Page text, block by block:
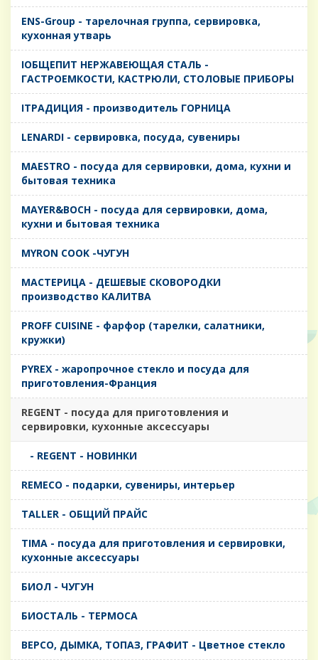
ENS-Group - тарелочная группа, сервировка,
кухонная утварь
IОБЩЕПИТ НЕРЖАВЕЮЩАЯ СТАЛЬ -
ГАСТРОЕМКОСТИ, КАСТРЮЛИ, СТОЛОВЫЕ ПРИБОРЫ
IТРАДИЦИЯ - производитель ГОРНИЦА
LENARDI - сервировка, посуда, сувениры
MAESTRO - посуда для сервировки, дома, кухни и
бытовая техника
MAYER&BOCH - посуда для сервировки, дома,
кухни и бытовая техника
MYRON COOK -ЧУГУН
MАСТЕРИЦА - ДЕШЕВЫЕ СКОВОРОДКИ
производство КАЛИТВА
PROFF CUISINE - фарфор (тарелки, салатники,
кружки)
PYREX - жаропрочное стекло и посуда для
приготовления-Франция
REGENT - посуда для приготовления и
сервировки, кухонные аксессуары
- REGENT - НОВИНКИ
REMECO - подарки, сувениры, интерьер
TALLER - ОБЩИЙ ПРАЙС
TIMA - посуда для приготовления и сервировки,
кухонные аксессуары
БИОЛ - ЧУГУН
БИОСТАЛЬ - ТЕРМОСА
ВЕРСО, ДЫМКА, ТОПАЗ, ГРАФИТ - Цветное стекло